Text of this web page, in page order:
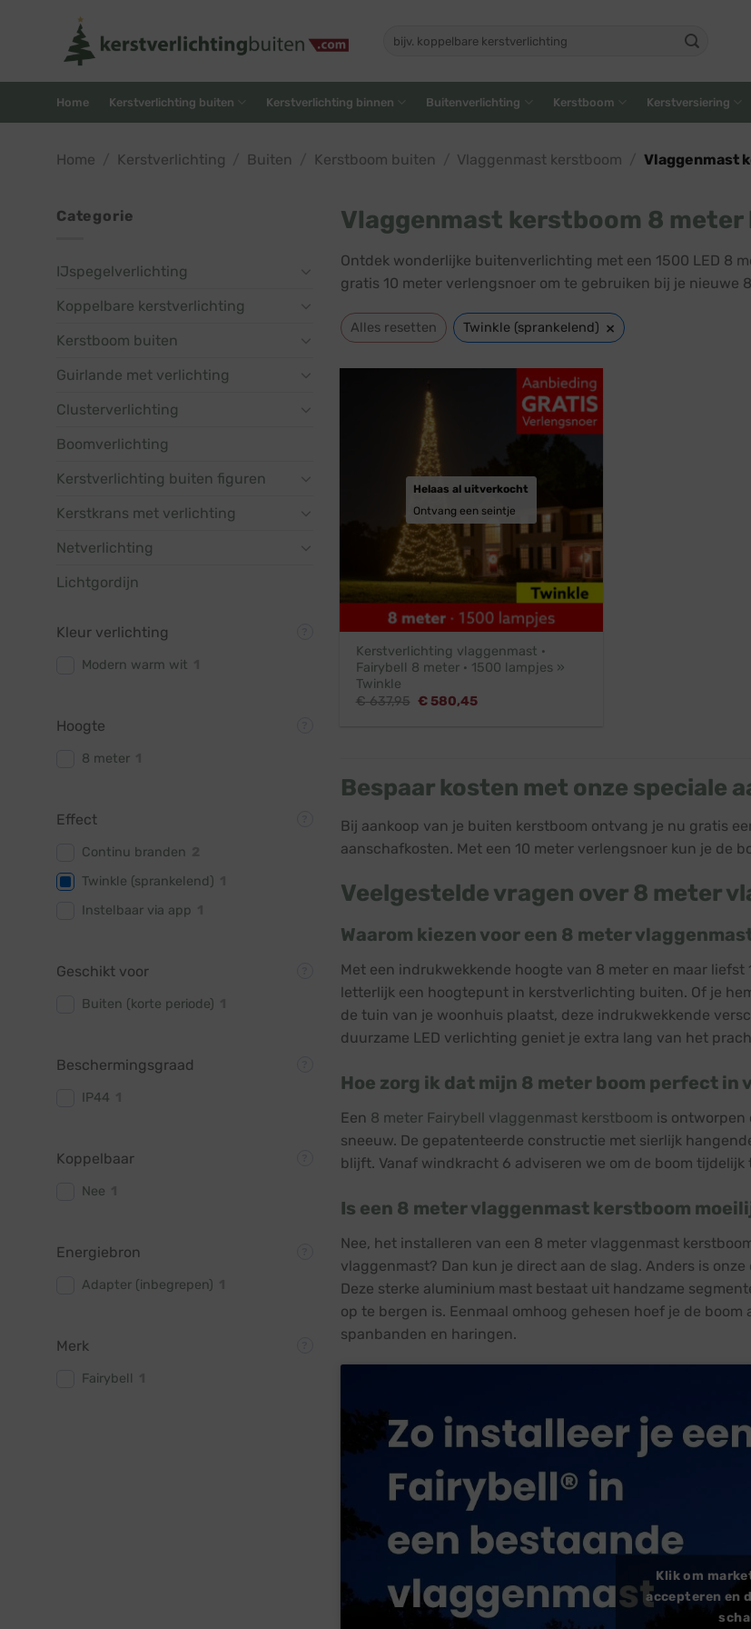
naar:
Home Kerstverlichting buiten Kerstverlichting binnen Buitenverlichting Kerstboom Kerstversiering
Home Kerstverlichting Buiten Kerstboom buiten Vlaggenmast kerstboom Vlaggenmast
Categorie
IJspegelverlichting
Koppelbare kerstverlichting
Kerstboom buiten
Guirlande met verlichting
Clusterverlichting
Boomverlichting
Kerstverlichting buiten figuren
Kerstkrans met verlichting
Netverlichting
Lichtgordijn
Kleur verlichting
Modern warm wit
Hoogte
8 meter
Effect
Continu branden
Twinkle (sprankelend)
Instelbaar via app
Geschikt voor
Buiten (korte periode)
Beschermingsgraad
IP44
Koppelbaar
Nee
Energiebron
Adapter (inbegrepen)
Merk
Fairybell
Vlaggenmast kerstboom 8 meter
Ontdek wonderlijke buitenverlichting met een 1500 LED 8
gratis 10 meter verlengsnoer om te gebruiken bij je nieuwe
Alles resetten Twinkle (sprankelend) ×
Helaas al uitverkocht
Ontvang een seintje
Kerstverlichting vlaggenmast ·
Fairybell 8 meter · 1500 lampjes »
Twinkle
€637,95 Oorspronkelijke
€580,45Huidige
Bespaar kosten met onze speciale
Bij aankoop van je buiten kerstboom ontvang je nu gratis
aanschafkosten. Met een 10 meter verlengsnoer kun je de
Veelgestelde vragen over 8 meter
Waarom kiezen voor een 8 meter
Met een indrukwekkende hoogte van 8 meter en maar
letterlijk een hoogtepunt in kerstverlichting buiten. Of je
de tuin van je woonhuis plaatst, deze indrukwekkende
duurzame LED verlichting geniet je extra lang van het
Hoe zorg ik dat mijn 8 meter boom perfect in
Een 8 meter Fairybell vlaggenmast kerstboom is ontworpen
sneeuw. De gepatenteerde constructie met sierlijk
blijft. Vanaf windkracht 6 adviseren we om de boom
Is een 8 meter vlaggenmast kerstboom
Nee, het installeren van een 8 meter vlaggenmast
vlaggenmast? Dan kun je direct aan de slag. Anders is onze
Deze sterke aluminium mast bestaat uit handzame
op te bergen is. Eenmaal omhoog gehesen hoef je de
spanbanden en haringen.
Klik om
accepteren en